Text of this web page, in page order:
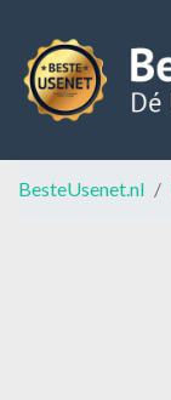
BesteUsenet.nl